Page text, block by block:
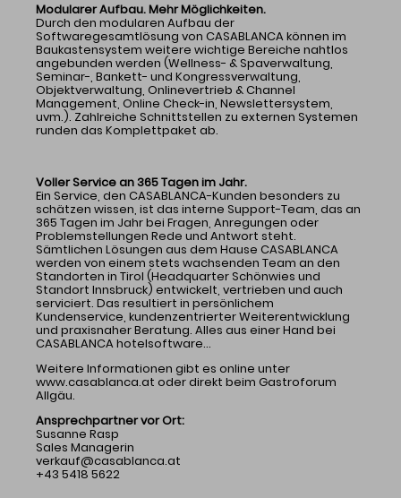
Modularer Aufbau. Mehr Möglichkeiten.
Durch den modularen Aufbau der
Softwaregesamtlösung von CASABLANCA können im
Baukastensystem weitere wichtige Bereiche nahtlos
angebunden werden (Wellness- & Spaverwaltung,
Seminar-, Bankett- und Kongressverwaltung,
Objektverwaltung, Onlinevertrieb & Channel
Management, Online Check-in, Newslettersystem,
uvm.). Zahlreiche Schnittstellen zu externen Systemen
runden das Komplettpaket ab.
Voller Service an 365 Tagen im Jahr.
Ein Service, den CASABLANCA-Kunden besonders zu
schätzen wissen, ist das interne Support-Team, das an
365 Tagen im Jahr bei Fragen, Anregungen oder
Problemstellungen Rede und Antwort steht.
Sämtlichen Lösungen aus dem Hause CASABLANCA
werden von einem stets wachsenden Team an den
Standorten in Tirol (Headquarter Schönwies und
Standort Innsbruck) entwickelt, vertrieben und auch
serviciert. Das resultiert in persönlichem
Kundenservice, kundenzentrierter Weiterentwicklung
und praxisnaher Beratung. Alles aus einer Hand bei
CASABLANCA hotelsoftware...
Weitere Informationen gibt es online unter
www.casablanca.at oder direkt beim Gastroforum
Allgäu.
Ansprechpartner vor Ort:
Susanne Rasp
Sales Managerin
verkauf@casablanca.at
+43 5418 5622